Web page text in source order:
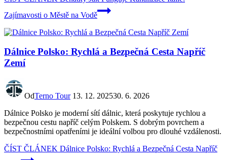
Zajímavosti o Městě na Vodě
Dálnice Polsko: Rychlá a Bezpečná Cesta Napříč
Zemí
OdTerno Tour 13. 12. 202530. 6. 2026
Dálnice Polsko je moderní sítí dálnic, která poskytuje rychlou a
bezpečnou cestu napříč celým Polskem. S dobrým povrchem a
bezpečnostními opatřeními je ideální volbou pro dlouhé vzdálenosti.
ČÍST ČLÁNEK Dálnice Polsko: Rychlá a Bezpečná Cesta Napříč